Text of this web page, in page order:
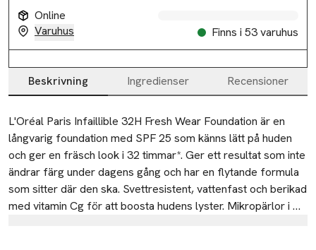
Online
Varuhus
Finns i 53 varuhus
Beskrivning Ingredienser Recensioner
Beskrivning
L'Oréal Paris Infaillible 32H Fresh Wear Foundation är en
långvarig foundation med SPF 25 som känns lätt på huden
och ger en fräsch look i 32 timmar*. Ger ett resultat som inte
ändrar färg under dagens gång och har en flytande formula
som sitter där den ska. Svettresistent, vattenfast och berikad
med vitamin Cg för att boosta hudens lyster. Mikropärlor i